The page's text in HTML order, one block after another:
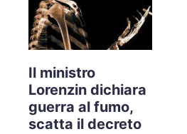
Il ministro
Lorenzin dichiara
guerra al fumo,
scatta il decreto